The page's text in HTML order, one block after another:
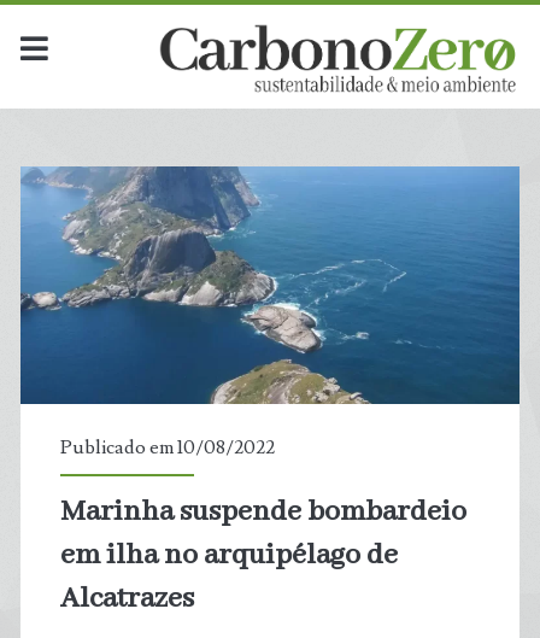
Publicado em 10/08/2022
Marinha suspende bombardeio
em ilha no arquipélago de
Alcatrazes